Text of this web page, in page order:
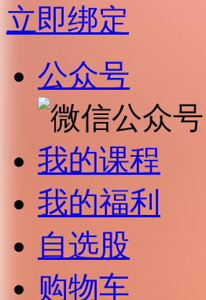
立即绑定
公众号
我的课程
我的福利
自选股
购物车